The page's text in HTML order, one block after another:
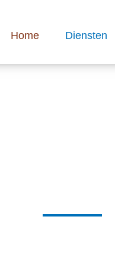
Home Diensten